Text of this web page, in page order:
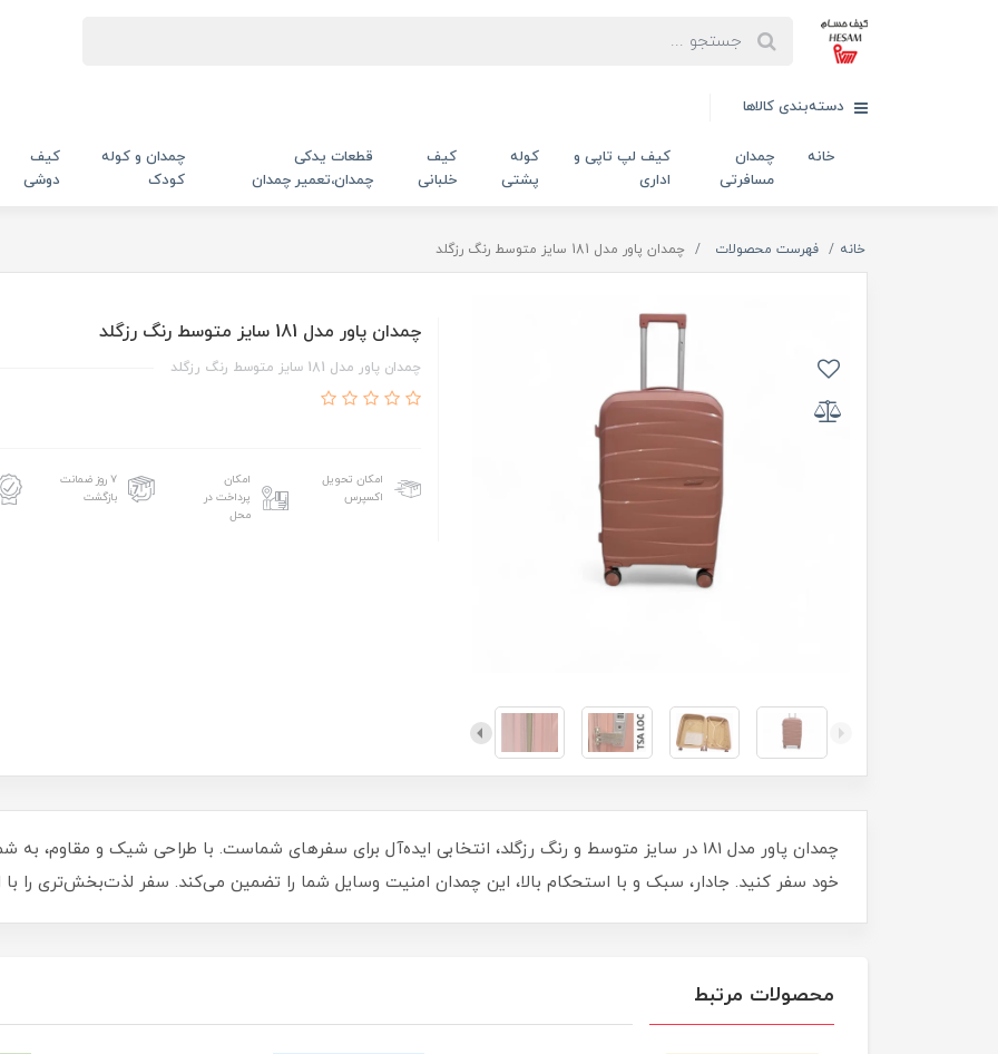
دسته‌بندی کالاها
خانه
چمدان
مسافرتی
کیف لپ تاپی و
اداری
کوله
پشتی
کیف
خلبانی
قطعات یدکی
چمدان،تعمیر چمدان
چمدان و کوله
کودک
کیف
دوشی
خانه فهرست محصولات چمدان پاور مدل 181 سایز متوسط رنگ رزگلد
چمدان پاور مدل 181 سایز متوسط رنگ رزگلد
چمدان پاور مدل 181 سایز متوسط رنگ رزگلد
امکان تحویل
اکسپرس
امکان
پرداخت در
محل
۷ روز ضمانت
بازگشت
چمدان پاور مدل 181 در سایز متوسط و رنگ رزگلد، انتخابی ایده‌آل برای سفرهای شماست. با طراحی شیک و
خود سفر کنید. جادار، سبک و با استحکام بالا، این چمدان امنیت وسایل شما را تضمین می‌کند. سفر لذت‌بخش‌تری را با
محصولات مرتبط